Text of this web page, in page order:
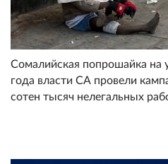
Сомалийская попрошайка
года власти СА провели
сотен тысяч нелегальных